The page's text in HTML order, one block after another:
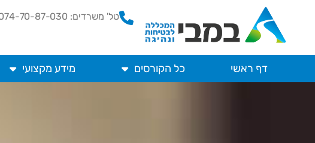
טל' משרדים: 074-70-87-030
דף ראשי כל הקורסים מידע מקצועי